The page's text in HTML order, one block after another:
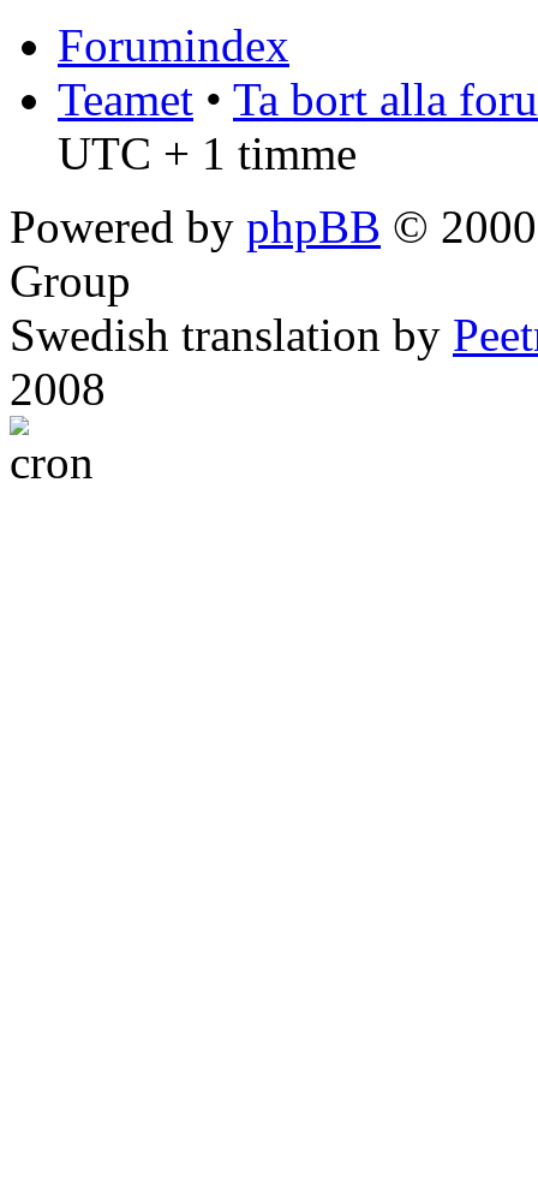
Forumindex
Teamet • Ta bort alla
UTC + 1 timme
Powered by phpBB ©
Group
Swedish translation by
2008